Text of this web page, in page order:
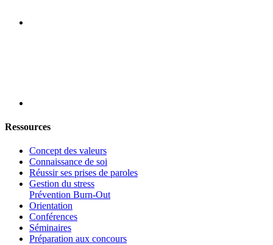
Ressources
Concept des valeurs
Connaissance de soi
Réussir ses prises de paroles
Gestion du stress
Prévention Burn-Out
Orientation
Conférences
Séminaires
Préparation aux concours